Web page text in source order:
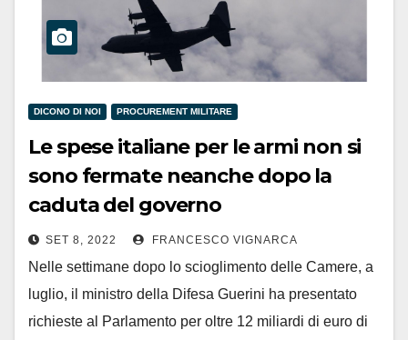
DICONO DI NOI PROCUREMENT MILITARE
Le spese italiane per le armi non si
sono fermate neanche dopo la
caduta del governo
SET 8, 2022 FRANCESCO VIGNARCA
Nelle settimane dopo lo scioglimento delle Camere, a
luglio, il ministro della Difesa Guerini ha presentato
richieste al Parlamento per oltre 12 miliardi di euro di